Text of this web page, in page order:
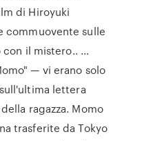
di Hiroyuki
commuovente sulle
il mistero.. …
— vi erano solo
lettera
ragazza. Momo
trasferite da Tokyo